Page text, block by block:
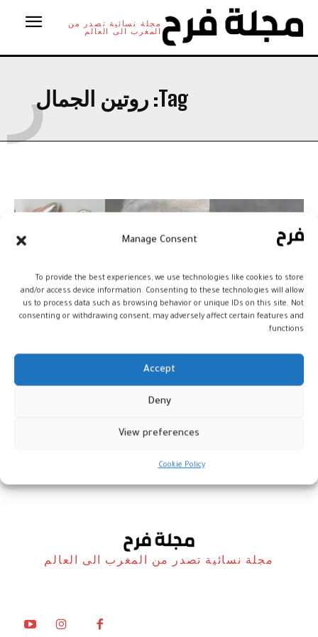
Manage Consent
To provide the best experiences, we use technologies like cookies to store
and/or access device information. Consenting to these technologies will allow
us to process data such as browsing behavior or unique IDs on this site. Not
consenting or withdrawing consent, may adversely affect certain features and
functions.
Accept
Deny
View preferences
Cookie Policy
مجلة نسائية تصدر من
المغرب الى العالم
Tag: روتين الجمال
ر
الإفراط في صباغة الأظافر يهدد
مجلة نسائية تصدر من المغرب الى العالم